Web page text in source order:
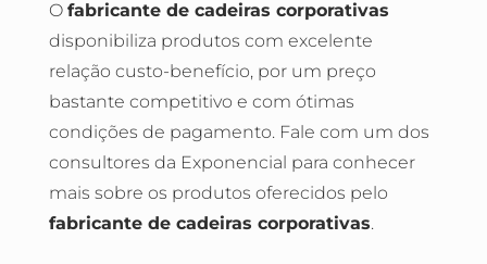
O fabricante de cadeiras corporativas
disponibiliza produtos com excelente
relação custo-benefício, por um preço
bastante competitivo e com ótimas
condições de pagamento. Fale com um dos
consultores da Exponencial para conhecer
mais sobre os produtos oferecidos pelo
fabricante de cadeiras corporativas.